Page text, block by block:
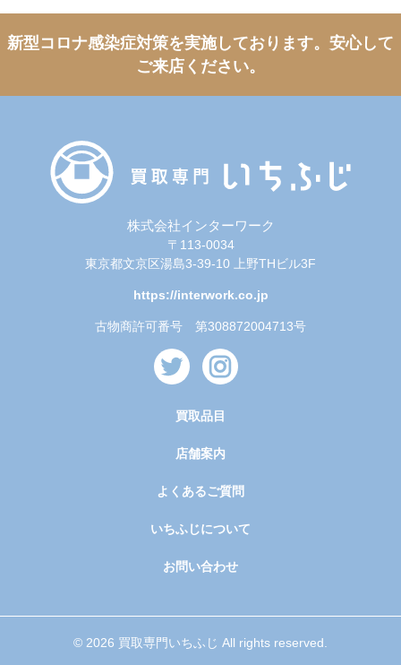
新型コロナ感染症対策を実施しております。 安心して
ご来店ください。
株式会社インターワーク
〒113-0034
東京都文京区湯島3-39-10 上野THビル3F
https://interwork.co.jp
古物商許可番号 第308872004713号
買取品目
店舗案内
よくあるご質問
いちふじについて
お問い合わせ
© 2026 買取専門いちふじ All rights reserved.